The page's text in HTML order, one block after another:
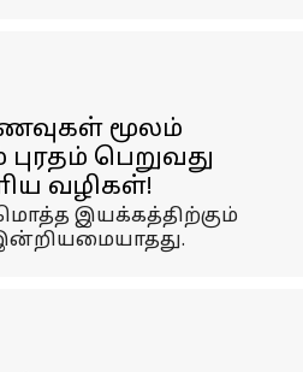
மூலம்
புரதம் பெறுவது
வழிகள்!
இயக்கத்திற்கும்
இன்றியமையாதது.